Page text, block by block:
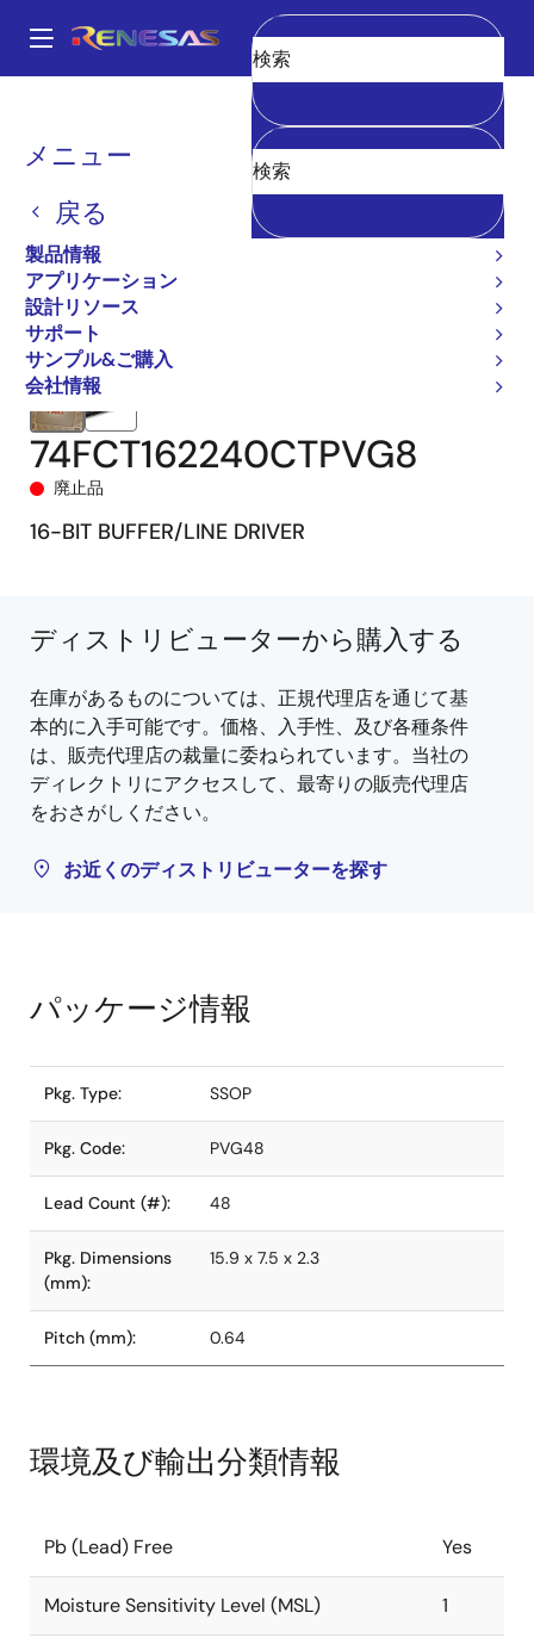
ン
Main
navigation
メニュー
戻る
製品情報
アプリケーション
設計リソース
サポート
サンプル&ご購入
会社情報
消去
パ
く
ず
74FCT162240T
74FCT162240CTPVG8
廃止品
16-BIT BUFFER/LINE DRIVER
ディストリビューターから購入する
在庫があるものについては、正規代理店を通じて基
本的に入手可能です。価格、入手性、及び各種条件
は、販売代理店の裁量に委ねられています。当社の
ディレクトリにアクセスして、最寄りの販売代理店
をおさがしください。
お近くのディストリビューターを探す
パッケージ情報
Pkg. Type: SSOP
Pkg. Code: PVG48
Lead Count (#): 48
Pkg. Dimensions
(mm):
15.9 x 7.5 x 2.3
Pitch (mm): 0.64
環境及び輸出分類情報
Pb (Lead) Free Yes
Moisture Sensitivity Level (MSL) 1